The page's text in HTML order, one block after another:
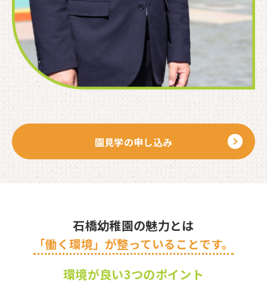
園見学の申し込み
石橋幼稚園の魅力とは
「働く環境」が整っていることです。
環境が良い3つのポイント